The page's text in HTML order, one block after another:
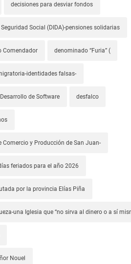
decisiones para desviar fondos
Social (DIDA)-pensiones solidarias
Comendador denominado “Furia” (
identidades falsas-
Desarrollo de Software desfalco
Comercio y Producción de San Juan-
feriados para el año 2026
por la provincia Elías Piña
una Iglesia que “no sirva al dinero o a sí
Nouel